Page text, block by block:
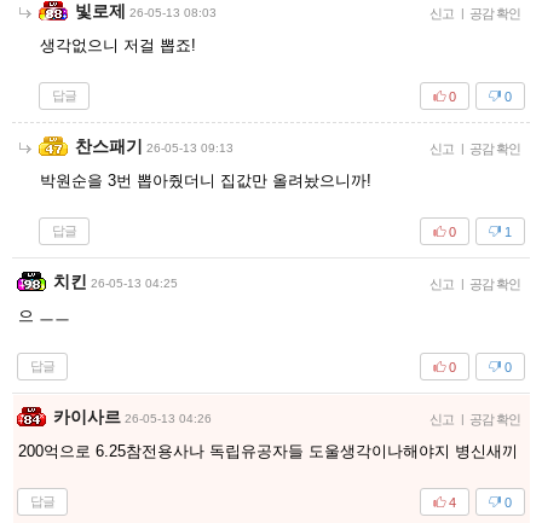
빛로제 26-05-13 08:03 신고 | 공감 확인
생각없으니 저걸 뽑죠!
답글 0
0
찬스패기 26-05-13 09:13 신고 | 공감 확인
박원순을 3번 뽑아줬더니 집값만 올려놨으니까!
답글 1
0
치킨 26-05-13 04:25 신고 | 공감 확인
으 ㅡㅡ
답글 0
0
카이사르 26-05-13 04:26 신고 | 공감 확인
200억으로 6.25참전용사나 독립유공자들 도울생각이나해야지 병신새끼
답글 0
4